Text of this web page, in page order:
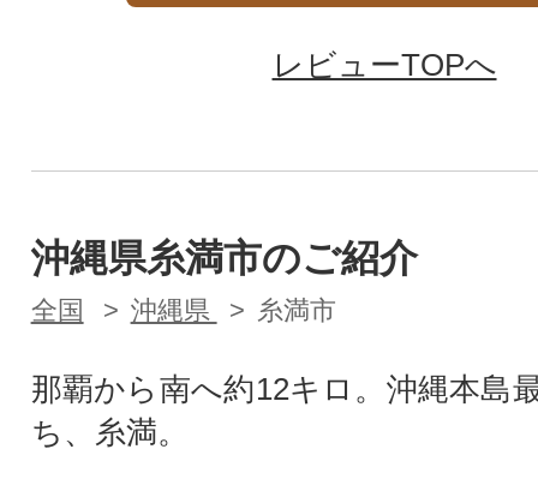
レビューTOPへ
沖縄県糸満市のご紹介
全国 沖縄県 糸満市
那覇から南へ約12キロ。沖縄本島
ち、糸満。